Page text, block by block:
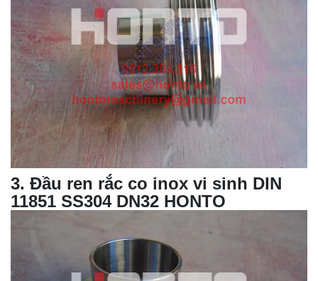
3. Đầu ren rắc co inox vi sinh DIN
11851 SS304 DN32 HONTO